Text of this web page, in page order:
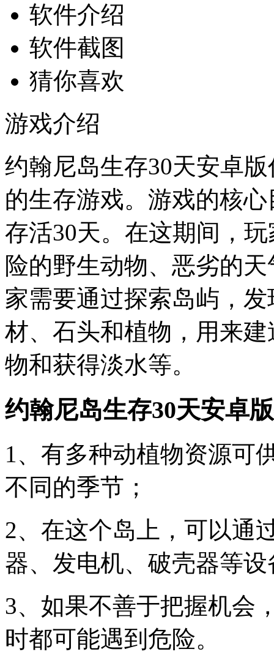
软件介绍
软件截图
猜你喜欢
游戏介绍
约翰尼岛生存30天安卓
的生存游戏。游戏的核
存活30天。在这期间，
险的野生动物、恶劣的
家需要通过探索岛屿，
材、石头和植物，用来
物和获得淡水等。
约翰尼岛生存30天安卓
1、有多种动植物资源可
不同的季节；
2、在这个岛上，可以通
器、发电机、破壳器等设
3、如果不善于把握机会
时都可能遇到危险。